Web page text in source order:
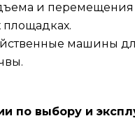
и перемещения
площадках.
машины
по выбору и